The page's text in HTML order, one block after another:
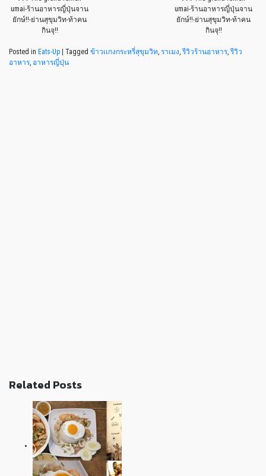
umai-ร้านอาหารญี่ปุ่นจาน
ยักษ์!!-ย่านสุขุมวิท-ท้าคน
กินจุ!!
umai-ร้านอาหารญี่ปุ่นจาน
ยักษ์!!-ย่านสุขุมวิท-ท้าคน
กินจุ!!
Posted in Eats-Up Tagged ข้าวเเกงกระหรี่สุขุมวิท, ราเมง,รีวิวร้านอาหาร,รีวิว
อาหาร, อาหารญี่ปุ่น
Related Posts